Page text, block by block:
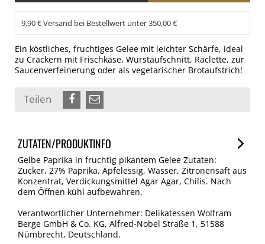
9,90 € Versand bei Bestellwert unter 350,00 €
Ein köstliches, fruchtiges Gelee mit leichter Schärfe, ideal
zu Crackern mit Frischkäse, Wurstaufschnitt, Raclette, zur
Saucenverfeinerung oder als vegetarischer Brotaufstrich!
Teilen
ZUTATEN/PRODUKTINFO
Gelbe Paprika in fruchtig pikantem Gelee Zutaten:
Zucker, 27% Paprika, Apfelessig, Wasser, Zitronensaft aus
Konzentrat, Verdickungsmittel Agar Agar, Chilis. Nach
dem Öffnen kühl aufbewahren.
Verantwortlicher Unternehmer: Delikatessen Wolfram
Berge GmbH & Co. KG, Alfred-Nobel Straße 1, 51588
Nümbrecht, Deutschland.